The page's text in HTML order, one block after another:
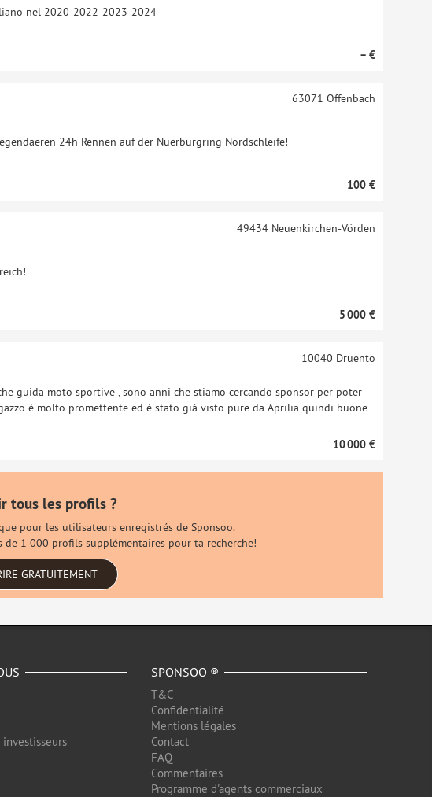
nel 2020-2022-2023-2024
– €
24h Rennen auf der Nuerburgring Nordschleife!
63071 Offenbach
100 €
49434Neuenkirchen-Vörden
5 000 €
guida moto sportive , sono anni che stiamo cercando sponsor per poter
è molto promettente ed è stato già visto pure da Aprilia quindi buone
10040 Druento
10 000 €
tous les profils ?
pour les utilisateurs enregistrés de Sponsoo.
1 000 profils supplémentaires pour ta recherche!
GRATUITEMENT
SPONSOO ®
T&C
Confidentialité
Mentions légales
Contact
FAQ
Commentaires
Programme d'agents commerciaux